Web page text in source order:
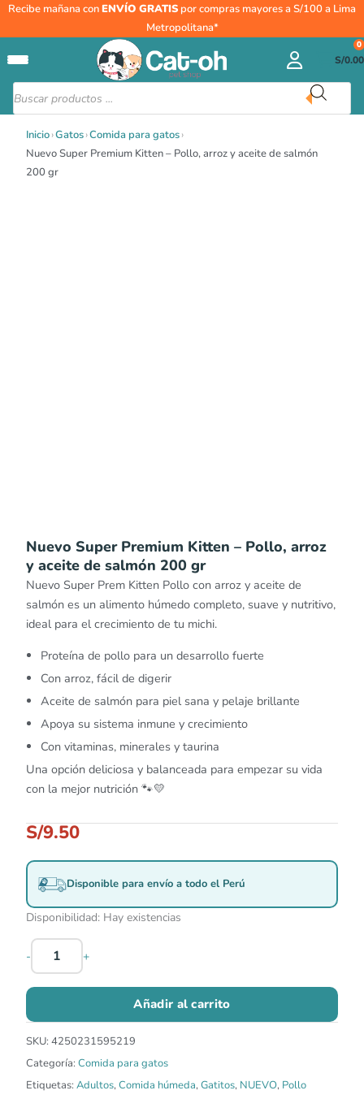
Recibe mañana conENVÍO GRATIS por compras mayores a S/100 a Lima
Metropolitana*
Búsqueda
de
productos
S/0.00
0
Inicio›Gatos›Comida para gatos›
Nuevo Super Premium Kitten – Pollo, arroz y aceite de salmón
200 gr
Nuevo Super Premium Kitten – Pollo, arroz
y aceite de salmón 200 gr
Nuevo Super Prem Kitten Pollo con arroz y aceite de
salmón es un alimento húmedo completo, suave y nutritivo,
ideal para el crecimiento de tu michi.
Proteína de pollo para un desarrollo fuerte
Con arroz, fácil de digerir
Aceite de salmón para piel sana y pelaje brillante
Apoya su sistema inmune y crecimiento
Con vitaminas, minerales y taurina
Una opción deliciosa y balanceada para empezar su vida
con la mejor nutrición 🐾💛
S/9.50
Disponible para envío a todo el Perú
Disponibilidad: Hay existencias
-
Nuevo
Kitten
–
Pollo,
y
aceite
de
+
Añadir al carrito
SKU: 4250231595219
Categoría: Comida para gatos
Etiquetas: Adultos,Comida húmeda,Gatitos, NUEVO, Pollo